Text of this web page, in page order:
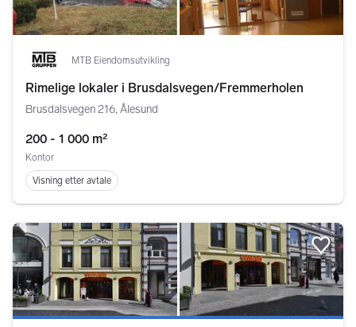
MTB Eiendomsutvikling
Rimelige lokaler i Brusdalsvegen/Fremmerholen
Brusdalsvegen 216, Ålesund
200 - 1 000 m²
Kontor
Visning etter avtale